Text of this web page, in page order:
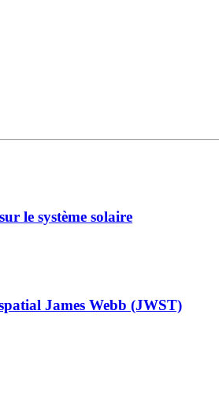
le système solaire
James Webb (JWST)